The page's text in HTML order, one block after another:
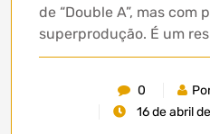
de “Double A”, mas com
superprodução. É um
0
16 de abril